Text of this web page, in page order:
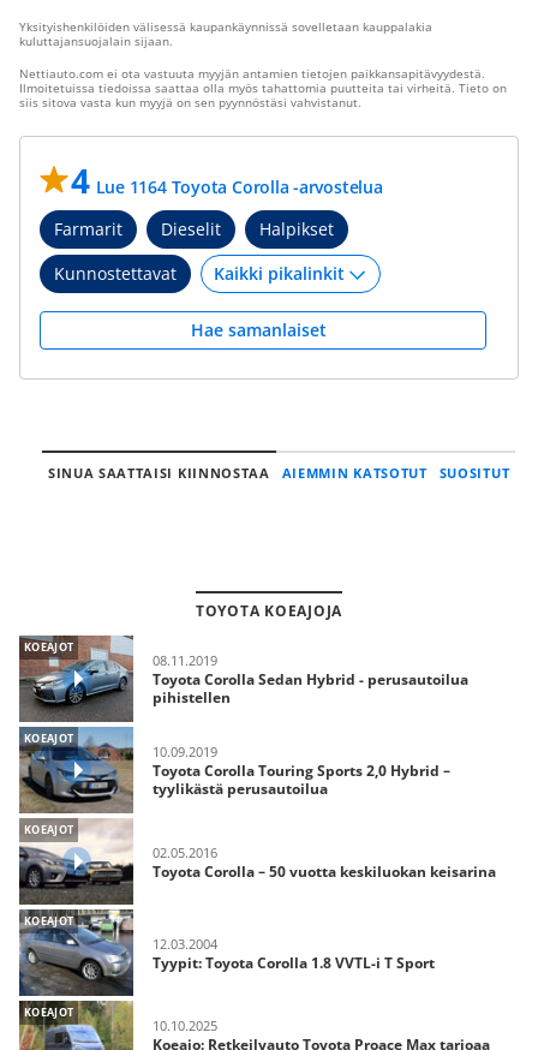
Yksityishenkilöiden välisessä kaupankäynnissä sovelletaan kauppalakia
kuluttajansuojalain sijaan.
Nettiauto.com ei ota vastuuta myyjän antamien tietojen paikkansapitävyydestä.
Ilmoitetuissa tiedoissa saattaa olla myös tahattomia puutteita tai virheitä. Tieto on
siis sitova vasta kun myyjä on sen pyynnöstäsi vahvistanut.
4 Lue 1164 Toyota Corolla -arvostelua
Farmarit
Dieselit
Halpikset
Kunnostettavat
Hae samanlaiset
SINUA SAATTAISI KIINNOSTAA AIEMMIN KATSOTUT SUOSITUT
TOYOTA KOEAJOJA
KOEAJOT
08.11.2019
Toyota Corolla Sedan Hybrid - perusautoilua
pihistellen
KOEAJOT
10.09.2019
Toyota Corolla Touring Sports 2,0 Hybrid –
tyylikästä perusautoilua
KOEAJOT
02.05.2016
Toyota Corolla – 50 vuotta keskiluokan keisarina
KOEAJOT
12.03.2004
Tyypit: Toyota Corolla 1.8 VVTL-i T Sport
KOEAJOT
10.10.2025
Koeajo: Retkeilyauto Toyota Proace Max tarjoaa